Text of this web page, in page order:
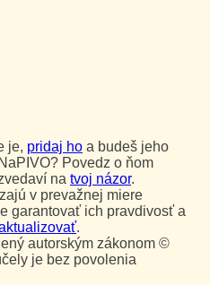
je, pridaj ho a budeš jeho
Povedz o ňom
na tvoj názor.
v prevažnej miere
garantovať ich pravdivosť a
.
autorským zákonom ©
je bez povolenia